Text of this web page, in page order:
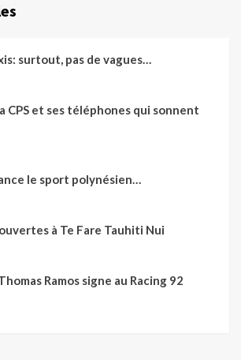
surtout, pas de vagues…
CPS et ses téléphones qui sonnent
le sport polynésien…
à Te Fare Tauhiti Nui
Ramos signe au Racing 92